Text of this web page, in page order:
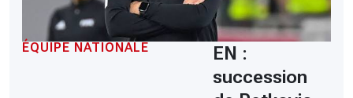
ÉQUIPE NATIONALE
EN :
succession